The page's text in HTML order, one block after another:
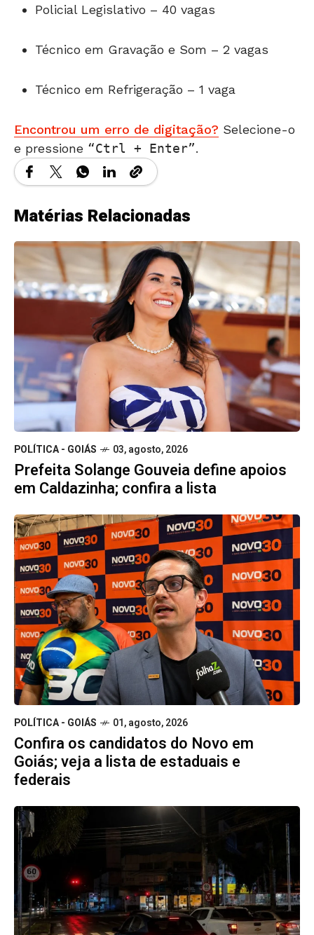
Policial Legislativo – 40 vagas
Técnico em Gravação e Som – 2 vagas
Técnico em Refrigeração – 1 vaga
Encontrou um erro de digitação? Selecione-o
e pressione
Ctrl + Enter .
Matérias Relacionadas
POLÍTICA - GOIÁS 03, agosto, 2026
Prefeita Solange Gouveia define apoios
em Caldazinha; confira a lista
POLÍTICA - GOIÁS 01, agosto, 2026
Confira os candidatos do Novo em
Goiás; veja a lista de estaduais e
federais